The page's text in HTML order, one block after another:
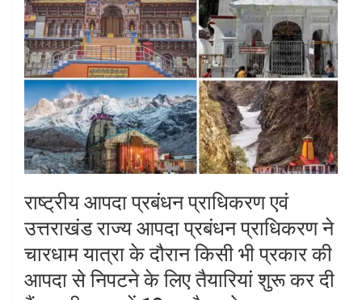
राष्ट्रीय आपदा प्रबंधन प्राधिकरण एवं
उत्तराखंड राज्य आपदा प्रबंधन प्राधिकरण ने
चारधाम यात्रा के दौरान किसी भी प्रकार की
आपदा से निपटने के लिए तैयारियां शुरू कर दी